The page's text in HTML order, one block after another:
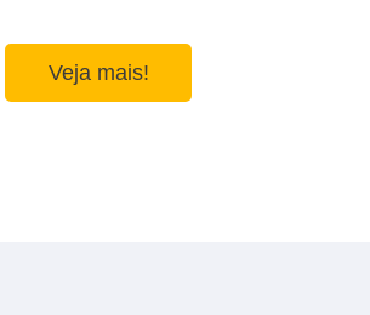
Veja mais!